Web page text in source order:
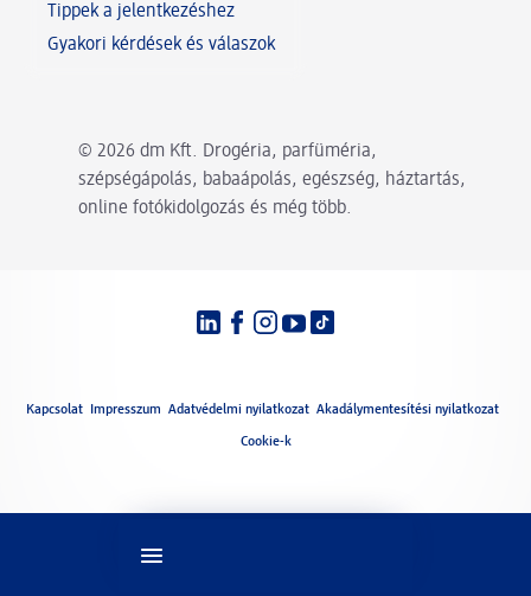
© 2026 dm Kft. Drogéria, parfüméria,
szépségápolás, babaápolás, egészség, háztartás,
online fotókidolgozás és még több.
Tippek a jelentkezéshez
Gyakori kérdések és válaszok
Jogi
Kapcsolat Impresszum Adatvédelmi nyilatkozat Akadálymentesítési nyilatkozat
Cookie-k